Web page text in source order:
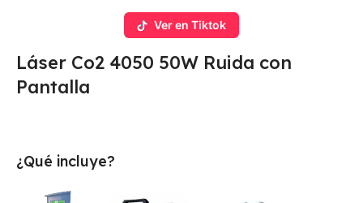
Ver en Tiktok
Láser Co2 4050 50W Ruida con
Pantalla
¿Qué incluye?